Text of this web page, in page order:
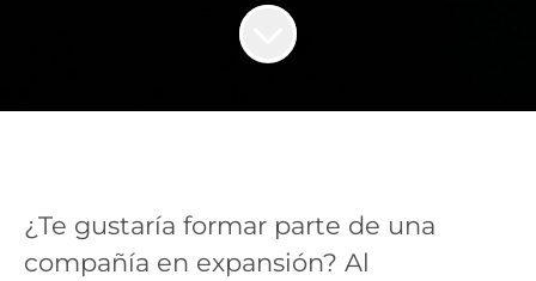
¿Te gustaría formar parte de una
compañía en expansión? Al